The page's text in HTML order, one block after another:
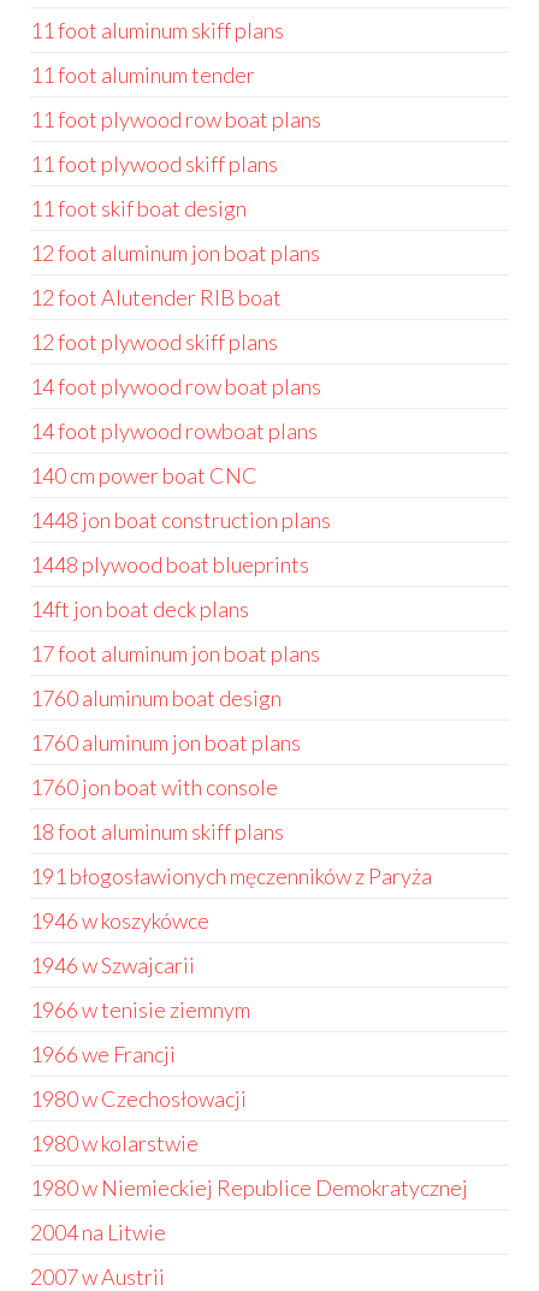
11 foot aluminum skiff plans
11 foot aluminum tender
11 foot plywood row boat plans
11 foot plywood skiff plans
11 foot skif boat design
12 foot aluminum jon boat plans
12 foot Alutender RIB boat
12 foot plywood skiff plans
14 foot plywood row boat plans
14 foot plywood rowboat plans
140 cm power boat CNC
1448 jon boat construction plans
1448 plywood boat blueprints
14ft jon boat deck plans
17 foot aluminum jon boat plans
1760 aluminum boat design
1760 aluminum jon boat plans
1760 jon boat with console
18 foot aluminum skiff plans
191 błogosławionych męczenników z Paryża
1946 w koszykówce
1946 w Szwajcarii
1966 w tenisie ziemnym
1966 we Francji
1980 w Czechosłowacji
1980 w kolarstwie
1980 w Niemieckiej Republice Demokratycznej
2004 na Litwie
2007 w Austrii